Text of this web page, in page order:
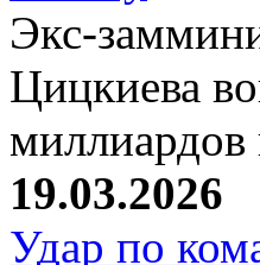
Экс-
Цицкиева
19.03.2026
Удар по